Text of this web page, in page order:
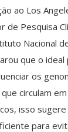
ao Los
de Pesquisa
Nacional
que o
os
circulam
isso
para